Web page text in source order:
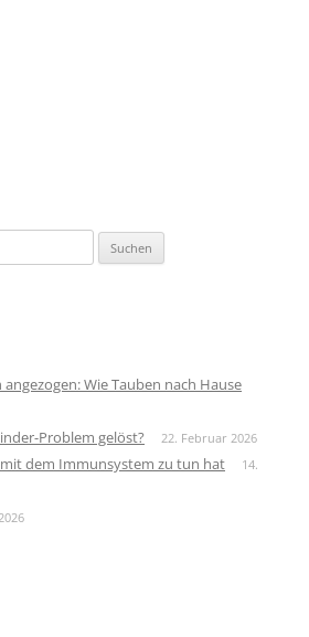
Wie Tauben nach Hause
Problem gelöst? 22. Februar 2026
dem Immunsystem zu tun hat
14.